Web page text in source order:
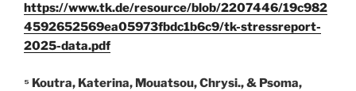
https://www.tk.de/resource/blob/2207446/19c982
4592652569ea05973fbdc1b6c9/tk-stressreport-
2025-data.pdf
⁵ Koutra, Katerina, Mouatsou, Chrysi., & Psoma,